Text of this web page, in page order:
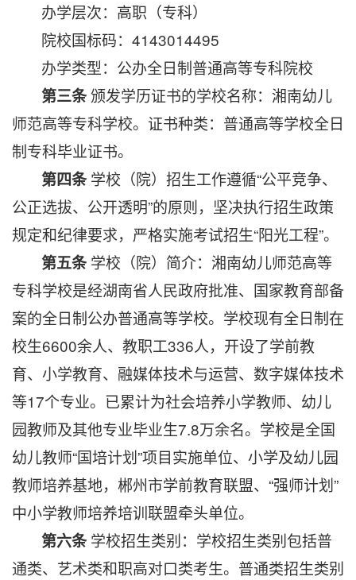
办学层次：高职（专科）
院校国标码：4143014495
办学类型： 公办全日制普通高等专科院校
第三条颁发学历证书的学校名称： 湘南幼儿
师范高等专科学校。 证书种类： 普通高等学校全日
制专科毕业证书。
第四条学校（院）招生工作遵循“公平竞争、
公正选拔、公开透明”的原则，坚决执行招生政策
规定和纪律要求，严格实施考试招生“阳光工程”。
第五条 学校（院）简介： 湘南幼儿师范高等
专科学校是经湖南省人民政府批准、国家教育部备
案的全日制公办普通高等学校。学校现有全日制在
校生6600余人、教职工336人，开设了学前教
育、小学教育、融媒体技术与运营、数字媒体技术
等17个专业。已累计为社会培养小学教师、幼儿
园教师及其他专业毕业生7.8万余名。学校是全国
幼儿教师“国培计划”项目实施单位、小学及幼儿园
教师培养基地，郴州市学前教育联盟、“强师计划”
中小学教师培养培训联盟牵头单位。
第六条学校招生类别： 学校招生类别包括普
通类、艺术类和职高对口类考生。普通类招生类别